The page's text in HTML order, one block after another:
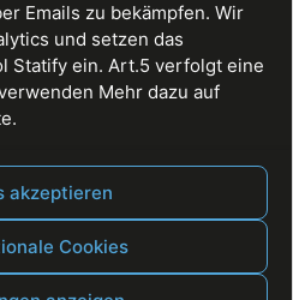
Emails zu bekämpfen. Wir
und setzen das
Statify ein. Art.5 verfolgt eine
Mehr dazu auf
akzeptieren
Cookies
cropped-art5bleu512p.png